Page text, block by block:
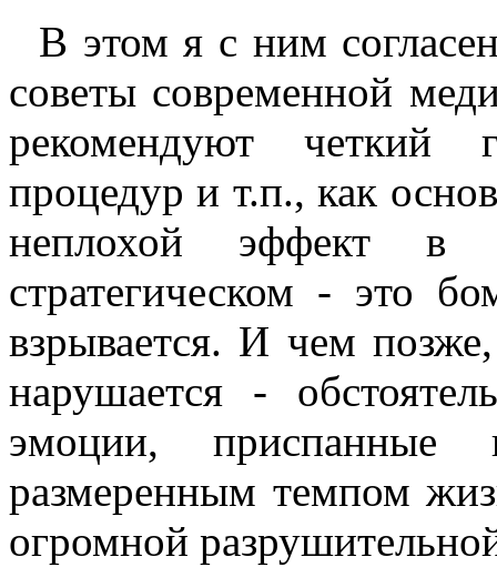
В этом я с ним
советы современной
рекомендуют четкий
процедур и т.п., как
неплохой эффект в
стратегическом - это
взрывается. И чем
нарушается -
эмоции, приспанные
размеренным темпом
огромной